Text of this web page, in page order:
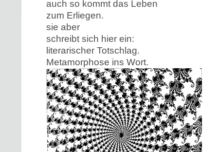
auch so kommt das Leben
zum Erliegen.
sie aber
schreibt sich hier ein:
literarischer Totschlag.
Metamorphose ins Wort.